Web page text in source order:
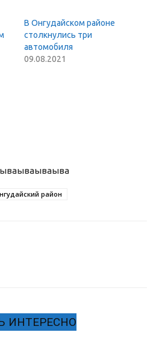
В Онгудайском районе
столкнулись три
автомобиля
09.08.2021
ываываыва
район
ИНТЕРЕСНО